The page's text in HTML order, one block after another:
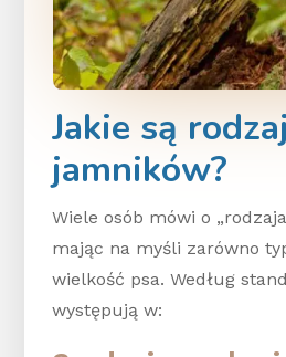
Jakie są
jamników?
Wiele osób mówi o
mając na myśli zarówno
wielkość psa. Według
występują w: